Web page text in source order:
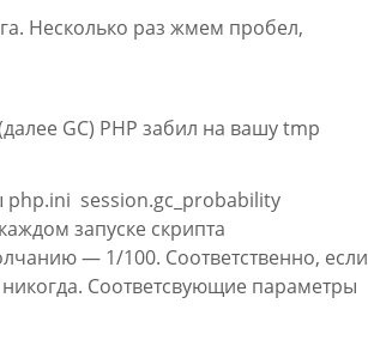
Несколько раз жмем пробел,
GC) PHP забил на вашу tmp
session.gc_probability
запуске скрипта
— 1/100. Соответственно, если
никогда. Соответсвующие параметры